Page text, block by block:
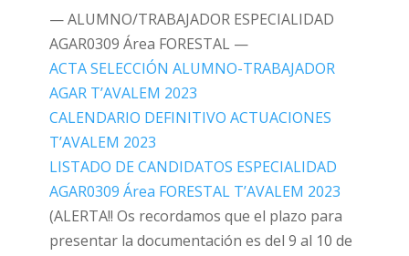
— ALUMNO/TRABAJADOR ESPECIALIDAD
AGAR0309 Área FORESTAL —
ACTA SELECCIÓN ALUMNO-TRABAJADOR
AGAR T’AVALEM 2023
CALENDARIO DEFINITIVO ACTUACIONES
T’AVALEM 2023
LISTADO DE CANDIDATOS ESPECIALIDAD
AGAR0309 Área FORESTAL T’AVALEM 2023
(ALERTA!! Os recordamos que el plazo para
presentar la documentación es del 9 al 10 de